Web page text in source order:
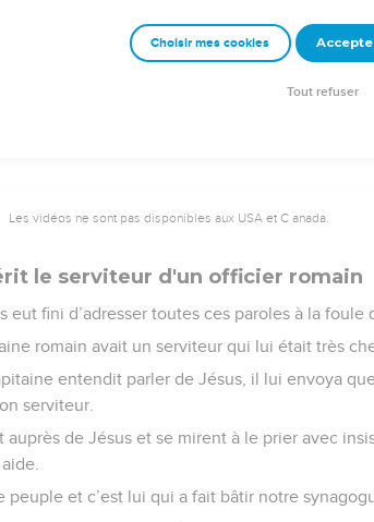
écroulée : elle a été complètement détruite. »
française – Bibli’O, 1997, avec autorisation. Pour vous
Les vidéos ne sont pas disponibles aux USA et C anada.
le serviteur d'un officier romain
eut fini d’adresser toutes ces paroles à la foule
romain avait un serviteur qui lui était très
entendit parler de Jésus, il lui envoya
serviteur.
auprès de Jésus et se mirent à le prier avec
peuple et c’est lui qui a fait bâtir notre
Choisir mes cookies
Tout refuser